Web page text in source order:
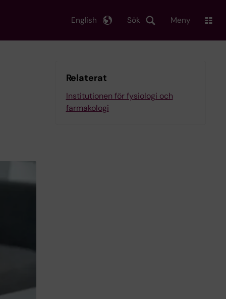
Sök
English Meny
Relaterat
Institutionen för fysiologi och
farmakologi